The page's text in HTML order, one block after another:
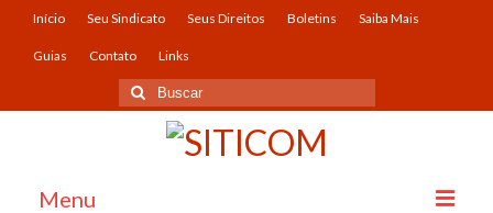
Início Seu Sindicato Seus Direitos Boletins Saiba Mais
Guias Contato Links
Menu